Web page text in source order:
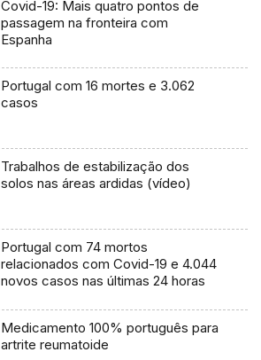
Covid-19: Mais quatro pontos de
passagem na fronteira com
Espanha
Portugal com 16 mortes e 3.062
casos
Trabalhos de estabilização dos
solos nas áreas ardidas (vídeo)
Portugal com 74 mortos
relacionados com Covid-19 e 4.044
novos casos nas últimas 24 horas
Medicamento 100% português para
artrite reumatoide